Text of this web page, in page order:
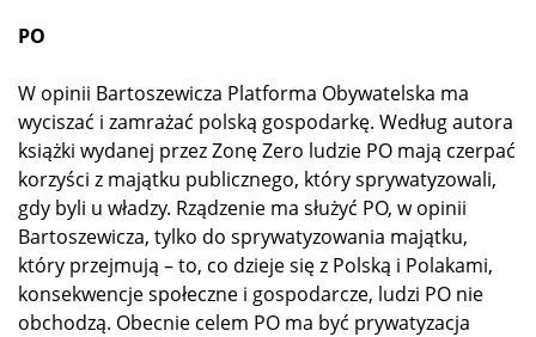
PO
W opinii Bartoszewicza Platforma Obywatelska ma
wyciszać i zamrażać polską gospodarkę. Według autora
książki wydanej przez Zonę Zero ludzie PO mają czerpać
korzyści z majątku publicznego, który sprywatyzowali,
gdy byli u władzy. Rządzenie ma służyć PO, w opinii
Bartoszewicza, tylko do sprywatyzowania majątku,
który przejmują – to, co dzieje się z Polską i Polakami,
konsekwencje społeczne i gospodarcze, ludzi PO nie
obchodzą. Obecnie celem PO ma być prywatyzacja